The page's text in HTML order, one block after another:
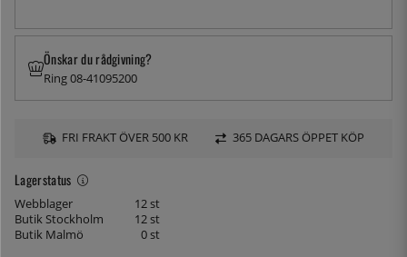
Lagerstatus
Webblager
12 st
Butik Stockholm
12 st
Butik Malmö
0 st
Önskar du rådgivning?
Ring 08-41095200
FRI FRAKT ÖVER 500 KR 365 DAGARS ÖPPET KÖP